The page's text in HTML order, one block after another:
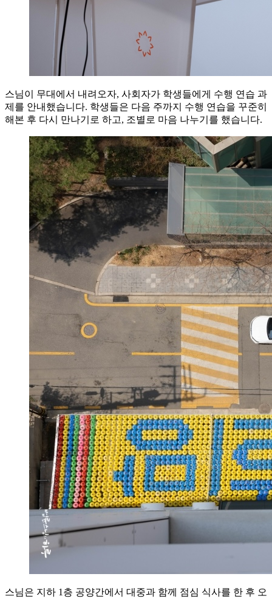
스님이 무대에서 내려오자, 사회자가 학생들에게 수행 연습 과
제를 안내했습니다. 학생들은 다음 주까지 수행 연습을 꾸준히
해본 후 다시 만나기로 하고, 조별로 마음 나누기를 했습니다.
스님은 지하 1층 공양간에서 대중과 함께 점심 식사를 한 후 오